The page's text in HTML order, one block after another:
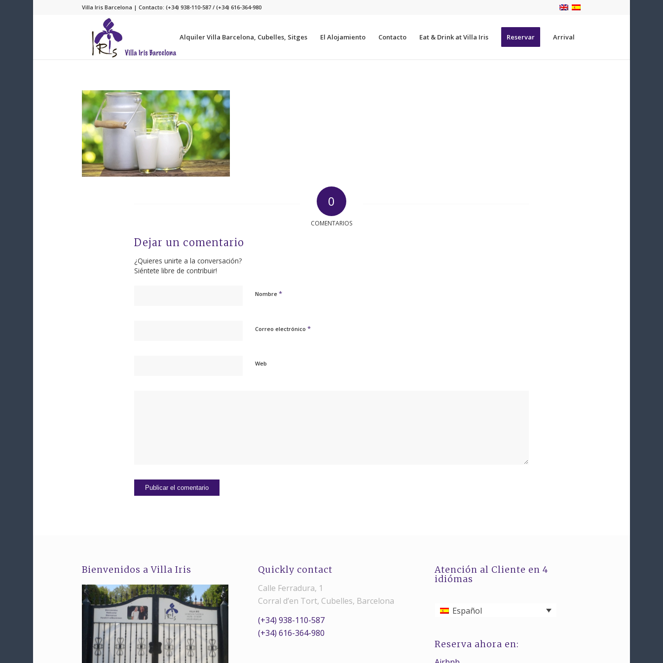
Villa Iris Barcelona | Contacto: (+34) 938-110-587 / (+34) 616-364-980
Alquiler Villa Barcelona, Cubelles, Sitges El Alojamiento Contacto Eat & Drink at Villa Iris Reservar Arrival
0
COMENTARIOS
Dejar un comentario
¿Quieres unirte a la conversación?
Siéntete libre de contribuir!
Nombre *
Correo electrónico *
Web
Bienvenidos a Villa Iris
Quickly contact
Calle Ferradura, 1
Corral d’en Tort, Cubelles, Barcelona
(+34) 938-110-587
(+34) 616-364-980
Atención al Cliente en 4
idiómas
Español
Reserva ahora en: